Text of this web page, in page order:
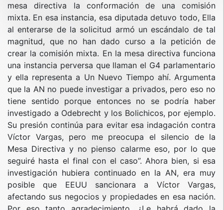
mesa directiva la conformación de una comisión
mixta. En esa instancia, esa diputada detuvo todo, Ella
al enterarse de la solicitud armó un escándalo de tal
magnitud, que no han dado curso a la petición de
crear la comisión mixta. En la mesa directiva funciona
una instancia perversa que llaman el G4 parlamentario
y ella representa a Un Nuevo Tiempo ahí. Argumenta
que la AN no puede investigar a privados, pero eso no
tiene sentido porque entonces no se podría haber
investigado a Odebrecht y los Bolichicos, por ejemplo.
Su presión continúa para evitar esa indagación contra
Víctor Vargas, pero me preocupa el silencio de la
Mesa Directiva y no pienso calarme eso, por lo que
seguiré hasta el final con el caso”. Ahora bien, si esa
investigación hubiera continuado en la AN, era muy
posible que EEUU sancionara a Víctor Vargas,
afectando sus negocios y propiedades en esa nación.